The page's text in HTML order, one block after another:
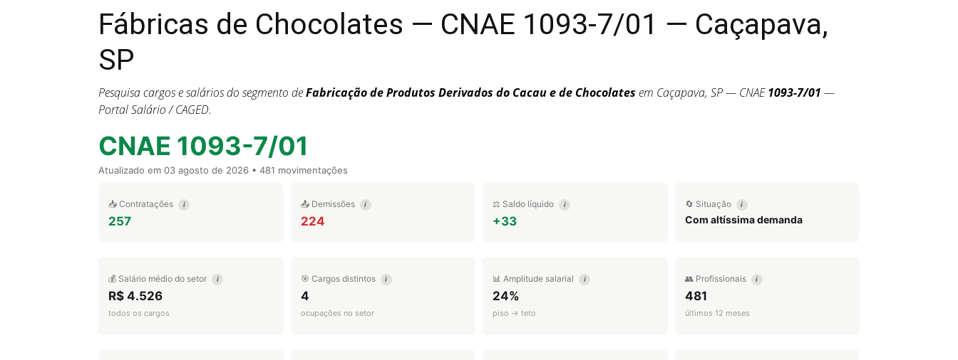
Fábricas de Chocolates — CNAE 1093-7/01 — Caçapava,
SP
Pesquisa cargos e salários do segmento deFabricação de Produtos Derivados do Cacau e de Chocolates em Caçapava, SP — CNAE1093-7/01 —
Portal Salário / CAGED.
CNAE 1093-7/01
Atualizado em 03 agosto de 2026 • 481 movimentações
📥 Contratações i
257
📤 Demissões i
224
⚖️ Saldo líquido i
+33
🔄 Situação i
Com altíssima demanda
💰 Salário médio do setor i
R$ 4.526
todos os cargos
🎯 Cargos distintos i
4
ocupações no setor
📊 Amplitude salarial i
24%
piso → teto
👥 Profissionais i
481
últimos 12 meses